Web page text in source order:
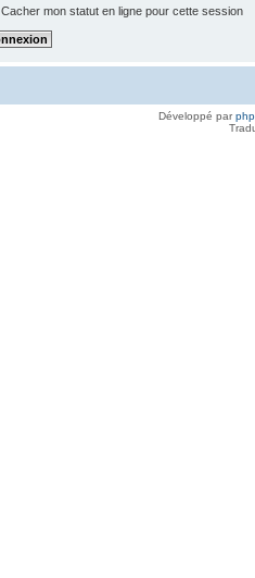
Cacher mon statut en ligne pour cette session
Développé par